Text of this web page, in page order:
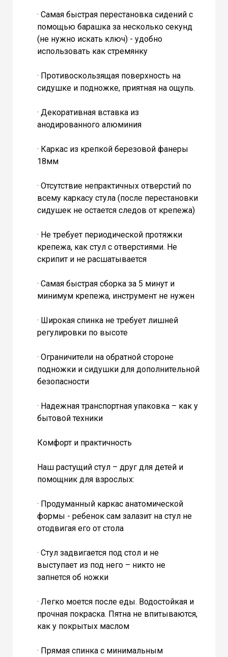
· Самая быстрая перестановка сидений с
помощью барашка за несколько секунд
(не нужно искать ключ) - удобно
использовать как стремянку
· Противоскользящая поверхность на
сидушке и подножке, приятная на ощупь.
· Декоративная вставка из
анодированного алюминия
· Каркас из крепкой березовой фанеры
18мм
· Отсутствие непрактичных отверстий по
всему каркасу стула (после перестановки
сидушек не остается следов от крепежа)
· Не требует периодической протяжки
крепежа, как стул с отверстиями. Не
скрипит и не расшатывается
· Самая быстрая сборка за 5 минут и
минимум крепежа, инструмент не нужен
· Широкая спинка не требует лишней
регулировки по высоте
· Ограничители на обратной стороне
подножки и сидушки для дополнительной
безопасности
· Надежная транспортная упаковка – как у
бытовой техники
Комфорт и практичность
Наш растущий стул – друг для детей и
помощник для взрослых:
· Продуманный каркас анатомической
формы - ребенок сам залазит на стул не
отодвигая его от стола
· Стул задвигается под стол и не
выступает из под него – никто не
запнется об ножки
· Легко моется после еды. Водостойкая и
прочная покраска. Пятна не впитываются,
как у покрытых маслом
· Прямая спинка с минимальным